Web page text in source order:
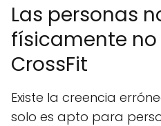
Las personas
físicamente
CrossFit
Existe la creencia
solo es apto para